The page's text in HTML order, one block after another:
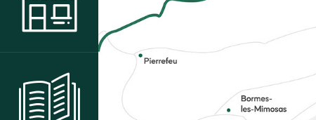
CENTRE DE RESSOURCES